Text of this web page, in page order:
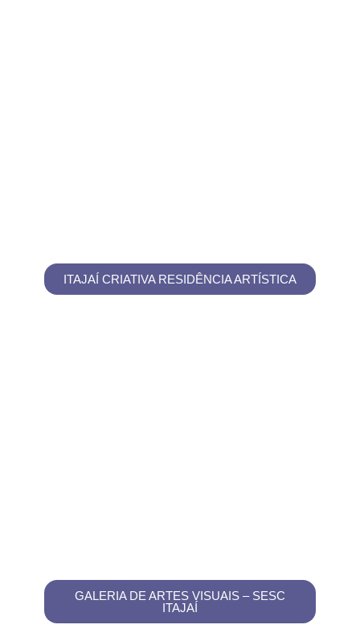
ITAJAÍ CRIATIVA RESIDÊNCIA ARTÍSTICA
GALERIA DE ARTES VISUAIS – SESC
ITAJAÍ